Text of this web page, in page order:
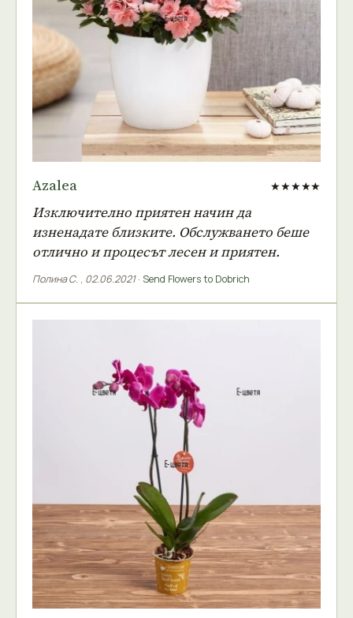
Azalea ★★★★★
Изключително приятен начин да
изненадате близките. Обслужването беше
отлично и процесът лесен и приятен.
Полина С. , 02.06.2021· Send Flowers to Dobrich